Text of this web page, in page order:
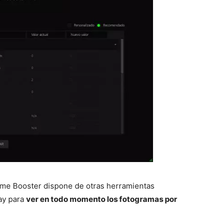
Booster dispone de otras herramientas
para ver en todo momento los fotogramas por